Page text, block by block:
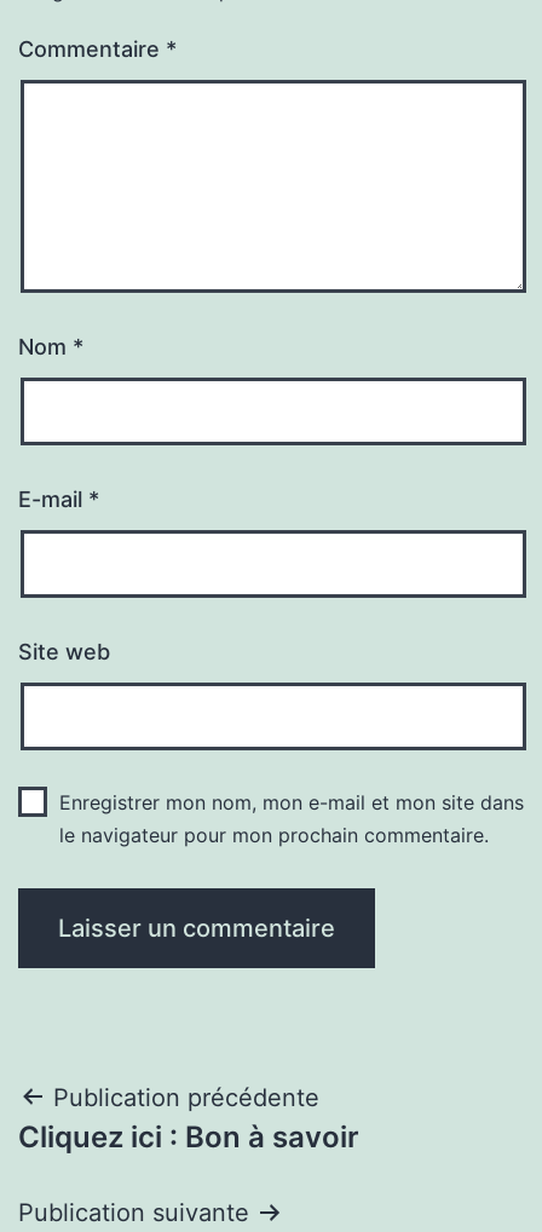
Commentaire *
Nom *
E-mail *
Site web
Enregistrer mon nom, mon e-mail et mon site dans
le navigateur pour mon prochain commentaire.
Navigation
de
l’article
Publication précédente
Cliquez ici : Bon à savoir
Publication suivante